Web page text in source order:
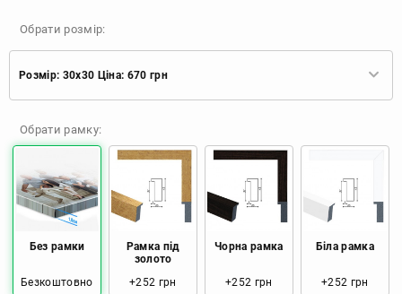
Обрати розмір:
Розмір: 30x30 Ціна: 670 грн
Розмір: 40x40 Ціна: 840 грн
Розмір: 50x50 Ціна: 970 грн
Розмір: 60x60 Ціна: 1290 грн
Розмір: 70x70 Ціна: 1550 грн
Обрати рамку:
Без рамки
Безкоштовно
Рамка під
золото
+252 грн
Чорна рамка
+252 грн
Біла рамка
+252 грн